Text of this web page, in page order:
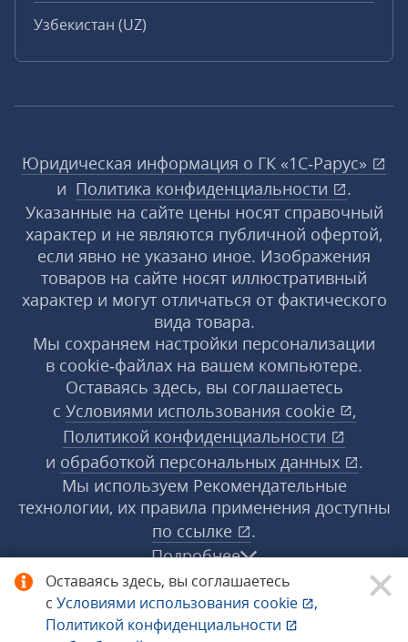
Оставаясь здесь, вы соглашаетесь
с Условиями использования cookie
,
Политикой конфиденциальности
Узбекистан (UZ)
Юридическая информация о ГК «1С‑Рарус»
и Политика конфиденциальности
.
Указанные на сайте цены носят справочный
характер и не являются публичной офертой,
если явно не указано иное. Изображения
товаров на сайте носят иллюстративный
характер и могут отличаться от фактического
вида товара.
Мы сохраняем настройки персонализации
в cookie‑файлах на вашем компьютере.
Оставаясь здесь, вы соглашаетесь
с Условиями использования cookie
,
Политикой конфиденциальности
и обработкой персональных данных
.
Мы используем Рекомендательные
технологии, их правила применения доступны
по ссылке
.
Подробнее
© 1998−2026 «1С‑Рарус» ®. Все права
защищены.